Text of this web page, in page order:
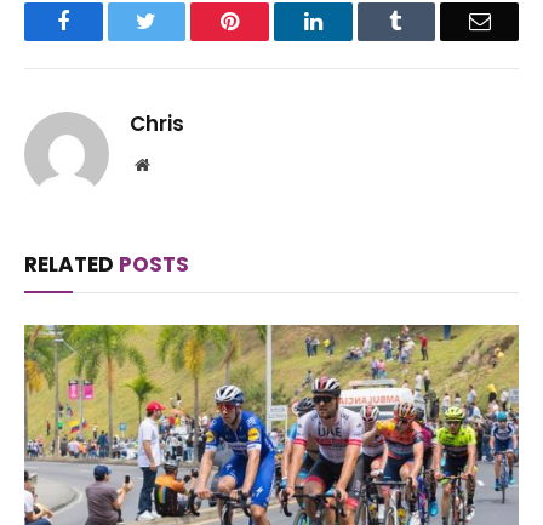
Facebook Pinterest LinkedIn Email
Chris
Website
RELATED POSTS